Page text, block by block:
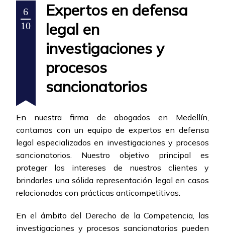
6
10
Expertos en defensa
legal en
investigaciones y
procesos
sancionatorios
En nuestra firma de abogados en Medellín,
contamos con un equipo de expertos en defensa
legal especializados en investigaciones y procesos
sancionatorios. Nuestro objetivo principal es
proteger los intereses de nuestros clientes y
brindarles una sólida representación legal en casos
relacionados con prácticas anticompetitivas.
En el ámbito del Derecho de la Competencia, las
investigaciones y procesos sancionatorios pueden